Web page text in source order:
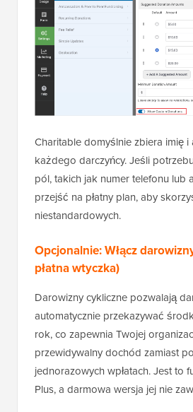
Charitable domyślnie zbiera imię i
każdego darczyńcy. Jeśli
pól, takich jak numer telefonu lub
przejść na płatny plan, aby
niestandardowych.
Opcjonalnie: Włącz
płatna wtyczka)
Darowizny cykliczne pozwalają
automatycznie przekazywać
rok, co zapewnia Twojej
przewidywalny dochód zamiast
jednorazowych wpłatach. Jest to
Plus, a darmowa wersja jej nie